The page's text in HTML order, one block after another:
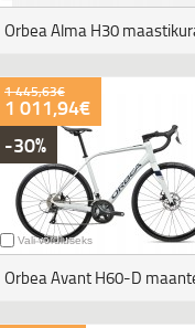
Orbea Alma H30
1 445,63€
1 011,94€
-30%
Vali võrdluseks